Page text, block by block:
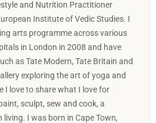
and Nutrition Practitioner
Institute of Vedic Studies. I
arts programme across various
in London in 2008 and have
as Tate Modern, Tate Britain and
exploring the art of yoga and
I love to share what I love for
sculpt, sew and cook, a
I was born in Cape Town,